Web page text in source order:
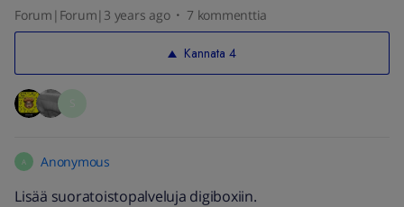
Forum|Forum|3 years ago
7 kommenttia
Kannata 4
A Anonymous
Lisää suoratoistopalveluja digiboxiin.